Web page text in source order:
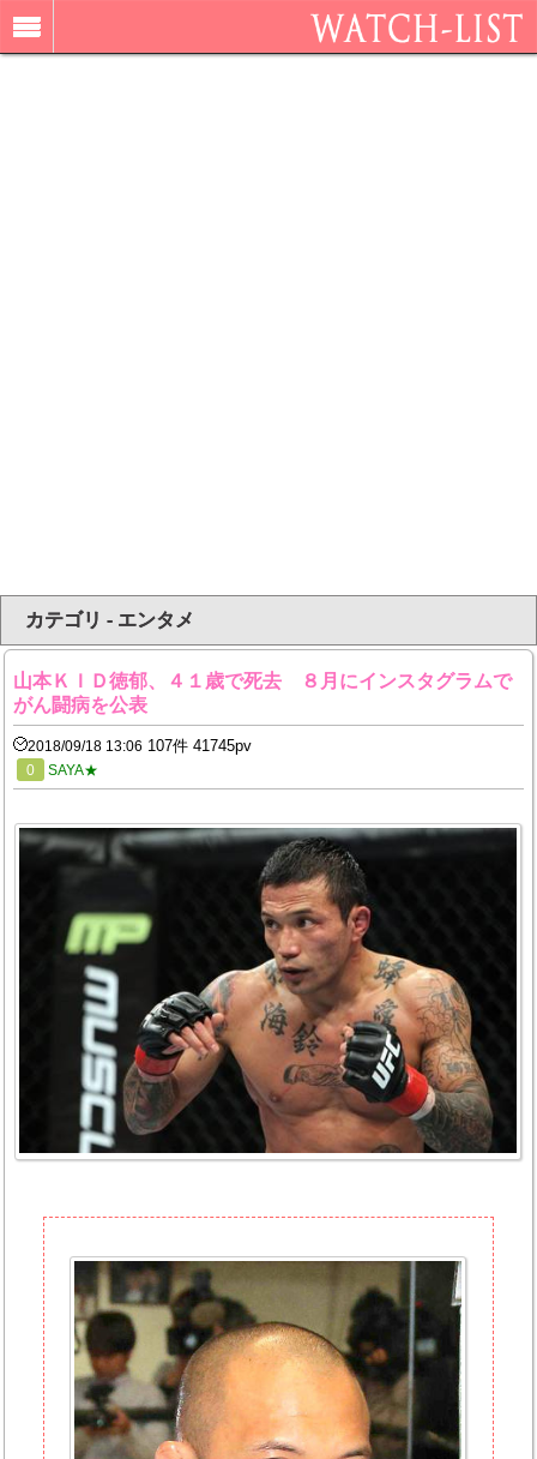
カテゴリ - エンタメ
山本ＫＩＤ徳郁、４１歳で死去 ８月にインスタグラムで
がん闘病を公表
2018/09/18 13:06 107件 41745pv
0 SAYA★